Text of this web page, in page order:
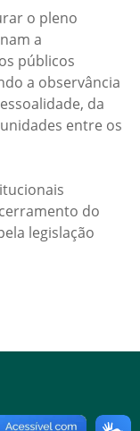
o pleno
a
públicos
a observância
da
entre os
do
legislação